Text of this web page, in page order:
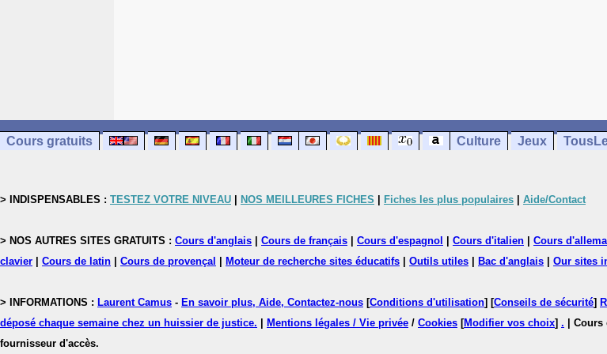
Cours gratuits Culture Jeux
> INDISPENSABLES : TESTEZ VOTRE NIVEAU NOS MEILLEURES FICHES Fiches les plus populaires Aide/Contact
> NOS AUTRES SITES GRATUITS : Cours d'anglais Cours de français Cours d'espagnol Cours d'italien Cours
clavier
Cours de latin Cours de provençal Moteur de recherche sites éducatifs Outils utiles Bac d'anglais Our sites
> INFORMATIONS : Laurent Camus - En savoir plus, Aide, Contactez-nous [Conditions d'utilisation] [Conseils de sécurité]
déposé chaque semaine chez un huissier de justice.
Mentions légales / Vie privée / Cookies [Modifier vos choix] .
|
fournisseur d'accès.